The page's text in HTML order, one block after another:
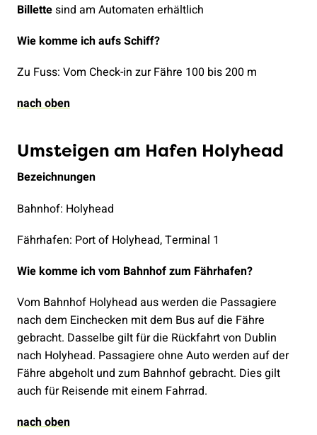
Billettesind am Automaten erhältlich
Wie komme ich aufs Schiff?
Zu Fuss: Vom Check-in zur Fähre 100 bis 200 m
nach oben
Umsteigen am Hafen Holyhead
Bezeichnungen
Bahnhof: Holyhead
Fährhafen: Port of Holyhead, Terminal 1
Wie komme ich vom Bahnhof zum Fährhafen?
Vom Bahnhof Holyhead aus werden die Passagiere
nach dem Einchecken mit dem Bus auf die Fähre
gebracht. Dasselbe gilt für die Rückfahrt von Dublin
nach Holyhead. Passagiere ohne Auto werden auf der
Fähre abgeholt und zum Bahnhof gebracht. Dies gilt
auch für Reisende mit einem Fahrrad.
nach oben